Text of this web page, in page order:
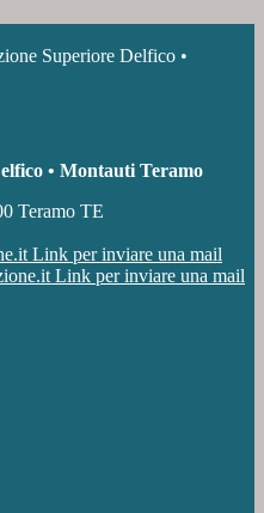
Superiore Delfico •
• Montauti Teramo
Teramo TE
Link per inviare una mail
Link per inviare una mail